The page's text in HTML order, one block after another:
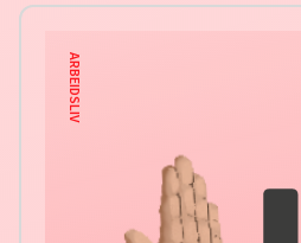
ARBEIDSLIV